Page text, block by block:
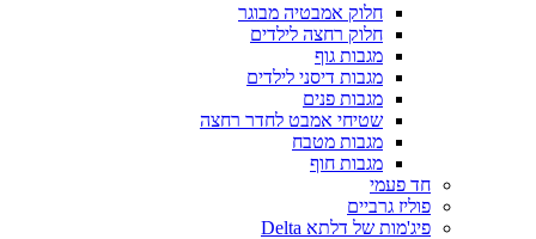
חלוק אמבטיה מבוגר
חלוק רחצה לילדים
מגבות גוף
מגבות דיסני לילדים
מגבות פנים
שטיחי אמבט לחדר רחצה
מגבות מטבח
מגבות חוף
חד פעמי
פוליז גרביים
פיג'מות של דלתא Delta